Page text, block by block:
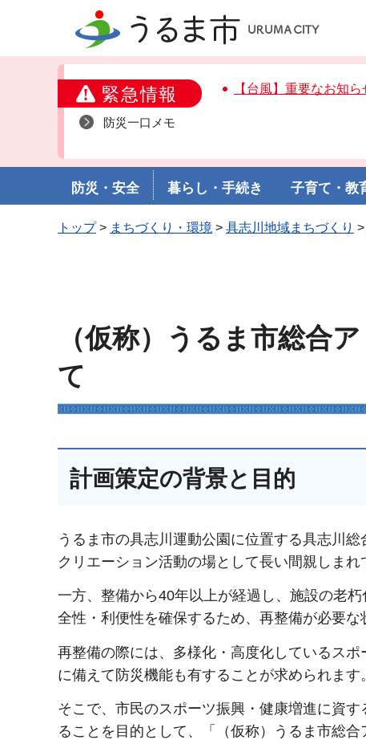
うるま市
緊急情報
防災一口メモ
【台風】重要なお知
防災・安全 暮らし・手続き 子育て・教
トップ> まちづくり・環境 > 具志川地域まちづくり >
（仮称）うるま市総合
て
計画策定の背景と目的
うるま市の具志川運動公園に位置する具志川
クリエーション活動の場として長い間親しまれ
一方、整備から40年以上が経過し、施設の老
全性・利便性を確保するため、再整備が必要な
再整備の際には、多様化・高度化しているス
に備えて防災機能も有することが求められます。
そこで、市民のスポーツ振興・健康増進に資
ることを目的として、「（仮称）うるま市総